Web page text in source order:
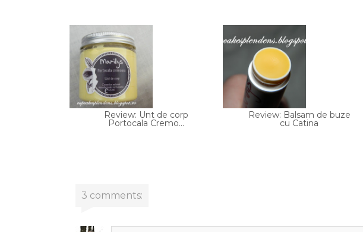
Review: Unt de corp
Portocala Cremo...
Review: Balsam de buze
cu Catina
3 comments: